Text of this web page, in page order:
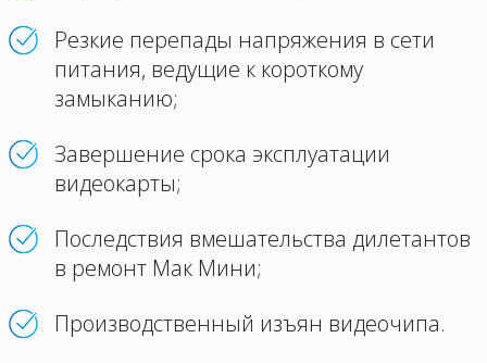
Резкие перепады напряжения в сети
питания, ведущие к короткому
замыканию;
Завершение срока эксплуатации
видеокарты;
Последствия вмешательства дилетантов
в ремонт Мак Мини;
Производственный изъян видеочипа.